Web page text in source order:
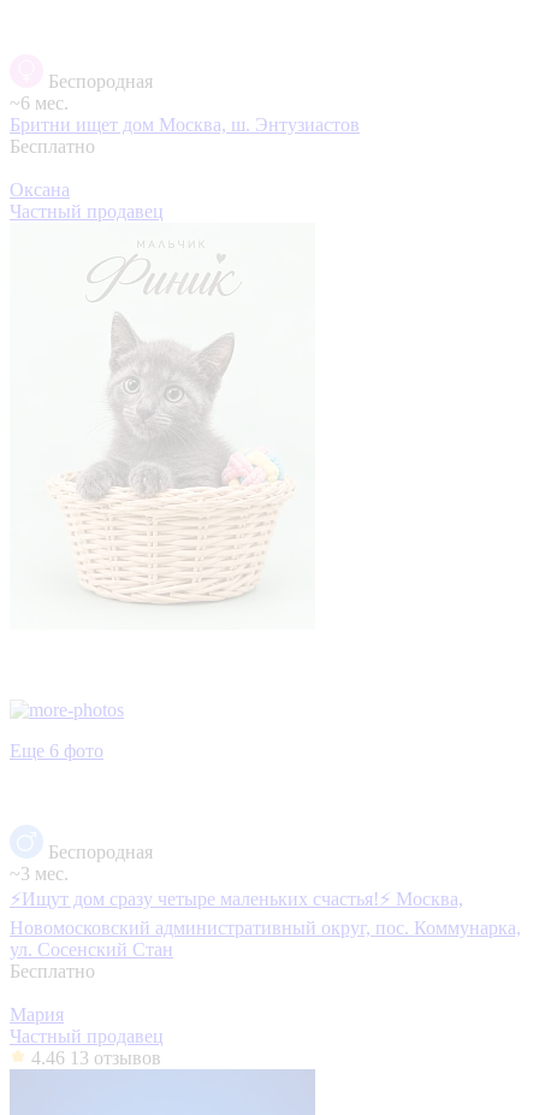
Беспородная
~6 мес.
Бритни ищет дом Москва, ш. Энтузиастов
Бесплатно
Оксана
Частный продавец
Еще 6 фото
Беспородная
~3 мес.
⚡️Ищут дом сразу четыре маленьких счастья!⚡️ Москва,
Новомосковский административный округ, пос. Коммунарка,
ул. Сосенский Стан
Бесплатно
Мария
Частный продавец
4.46 13 отзывов